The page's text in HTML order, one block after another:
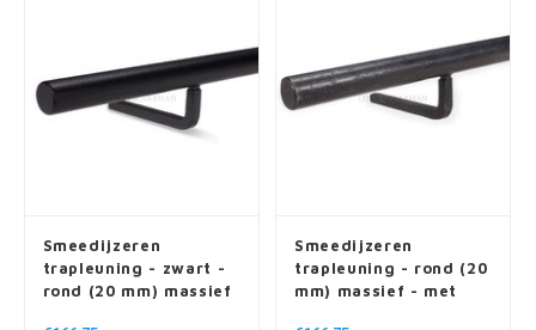
Smeedijzeren
trapleuning - zwart -
rond (20 mm) massief
Smeedijzeren
trapleuning - rond (20
mm) massief - met